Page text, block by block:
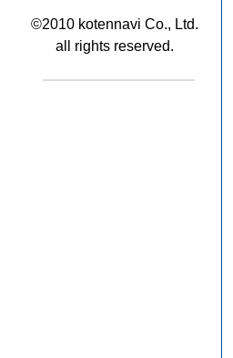
©2010 kotennavi Co., Ltd.
all rights reserved.